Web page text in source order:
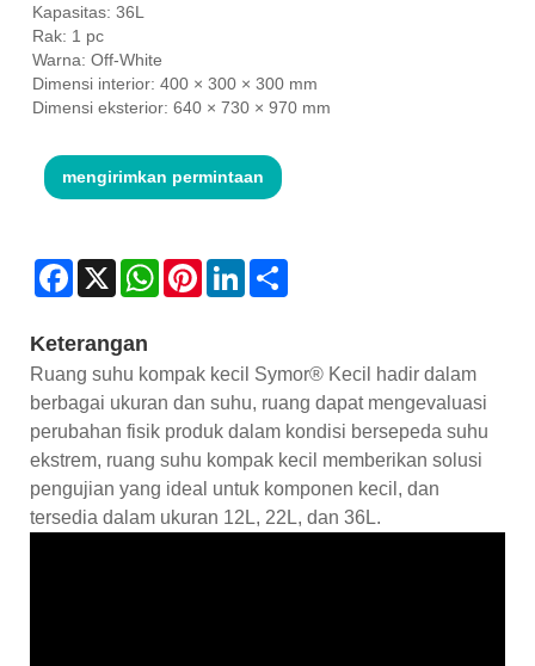
Kapasitas: 36L
Rak: 1 pc
Warna: Off-White
Dimensi interior: 400 × 300 × 300 mm
Dimensi eksterior: 640 × 730 × 970 mm
mengirimkan permintaan
Facebook
X WhatsAppPinterestLinkedIn
Keterangan
Ruang suhu kompak kecil Symor® Kecil hadir dalam
berbagai ukuran dan suhu, ruang dapat mengevaluasi
perubahan fisik produk dalam kondisi bersepeda suhu
ekstrem, ruang suhu kompak kecil memberikan solusi
pengujian yang ideal untuk komponen kecil, dan
tersedia dalam ukuran 12L, 22L, dan 36L.